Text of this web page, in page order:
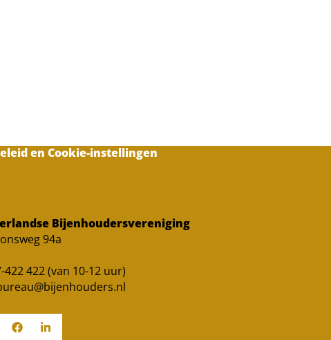
en Cookie-instellingen
Bijenhoudersvereniging
94a
422 422 (van 10-12 uur)